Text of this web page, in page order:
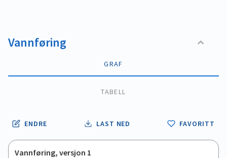
Vannføring
GRAF
TABELL
ENDRE LAST NED FAVORITT
Vannføring, versjon 1